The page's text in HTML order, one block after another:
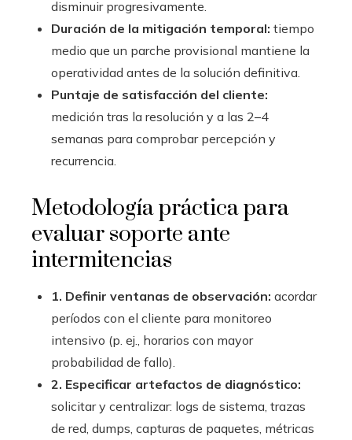
disminuir progresivamente.
Duración de la mitigación temporal: tiempo
medio que un parche provisional mantiene la
operatividad antes de la solución definitiva.
Puntaje de satisfacción del cliente:
medición tras la resolución y a las 2–4
semanas para comprobar percepción y
recurrencia.
Metodología práctica para
evaluar soporte ante
intermitencias
1. Definir ventanas de observación: acordar
períodos con el cliente para monitoreo
intensivo (p. ej., horarios con mayor
probabilidad de fallo).
2. Especificar artefactos de diagnóstico:
solicitar y centralizar: logs de sistema, trazas
de red, dumps, capturas de paquetes, métricas